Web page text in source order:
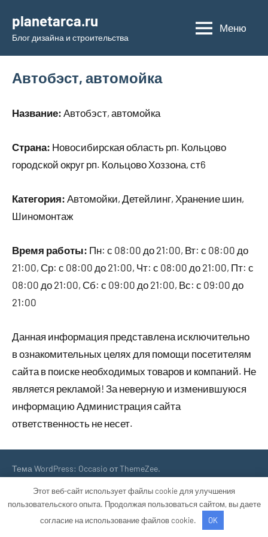
содержимому
planetarca.ru
Блог дизайна и строительства
Меню
Автобэст, автомойка
Название: Автобэст, автомойка
Страна: Новосибирская область рп. Кольцово
городской округ рп. Кольцово Хоззона, ст6
Категория: Автомойки, Детейлинг, Хранение шин,
Шиномонтаж
Время работы: Пн: с 08:00 до 21:00, Вт: с 08:00 до
21:00, Ср: с 08:00 до 21:00, Чт: с 08:00 до 21:00, Пт: с
08:00 до 21:00, Сб: с 09:00 до 21:00, Вс: с 09:00 до
21:00
Данная информация представлена исключительно
в ознакомительных целях для помощи посетителям
сайта в поиске необходимых товаров и компаний. Не
является рекламой! За неверную и изменившуюся
информацию Администрация сайта
ответственность не несет.
Тема WordPress: Occasio от ThemeZee.
Этот веб-сайт использует файлы cookie для улучшения
пользовательского опыта. Продолжая пользоваться сайтом, вы даете
согласие на использование файлов cookie.
OK